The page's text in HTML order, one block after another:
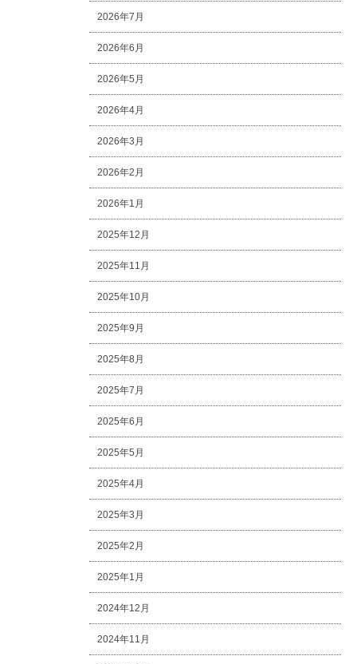
2026年7月
2026年6月
2026年5月
2026年4月
2026年3月
2026年2月
2026年1月
2025年12月
2025年11月
2025年10月
2025年9月
2025年8月
2025年7月
2025年6月
2025年5月
2025年4月
2025年3月
2025年2月
2025年1月
2024年12月
2024年11月